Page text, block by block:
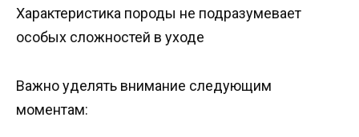
Характеристика породы не подразумевает
особых сложностей в уходе
Важно уделять внимание следующим
моментам: